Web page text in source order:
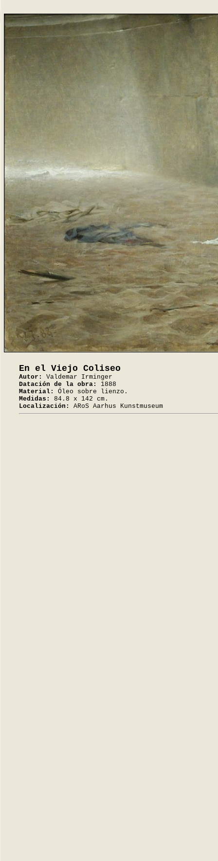
En el Viejo Coliseo
Autor:
Valdemar Irminger
Datación de la obra:
1888
Material:
Óleo sobre lienzo.
Medidas:
84.8 x 142 cm.
Localización:
ARoS Aarhus Kunstmuseum